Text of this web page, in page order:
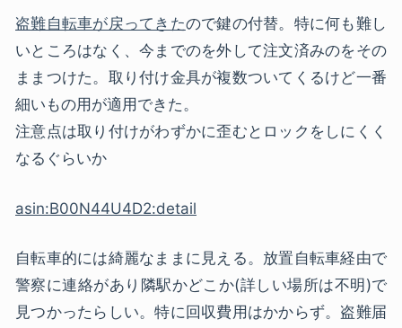
盗難自転車が戻ってきたので鍵の付替。特に何も難し
いところはなく、今までのを外して注文済みのをその
ままつけた。取り付け金具が複数ついてくるけど一番
細いもの用が適用できた。
注意点は取り付けがわずかに歪むとロックをしにくく
なるぐらいか
asin:B00N44U4D2:detail
自転車的には綺麗なままに見える。放置自転車経由で
警察に連絡があり隣駅かどこか(詳しい場所は不明)で
見つかったらしい。特に回収費用はかからず。盗難届